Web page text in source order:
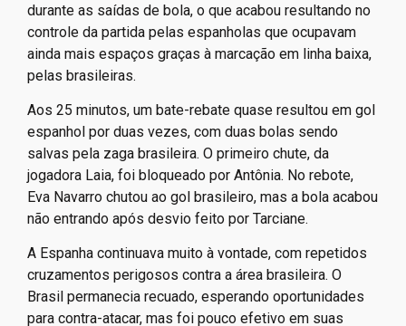
durante as saídas de bola, o que acabou resultando no
controle da partida pelas espanholas que ocupavam
ainda mais espaços graças à marcação em linha baixa,
pelas brasileiras.
Aos 25 minutos, um bate-rebate quase resultou em gol
espanhol por duas vezes, com duas bolas sendo
salvas pela zaga brasileira. O primeiro chute, da
jogadora Laia, foi bloqueado por Antônia. No rebote,
Eva Navarro chutou ao gol brasileiro, mas a bola acabou
não entrando após desvio feito por Tarciane.
A Espanha continuava muito à vontade, com repetidos
cruzamentos perigosos contra a área brasileira. O
Brasil permanecia recuado, esperando oportunidades
para contra-atacar, mas foi pouco efetivo em suas